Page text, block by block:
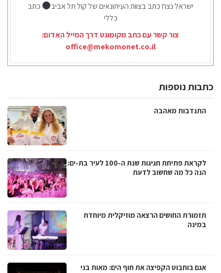
ישראל נצח כתב בצוות העיתונאים של קול תל אביב
כתב
כללי
צור קשר עם כתב מקומונט דרך המייל האדום:
office@mekomonet.co.il
כתבות נוספות
התנדבות מאהבה
לקראת פתיחת חגיגות שנת ה-100 לעיר בת-ים:
הנה כל מה שחשוב לדעת
תזמורת החושים הרצאה מוזיקלית מיוחדת
במינה
אגם בוחבוט הקפיצה את חוף הים: מאות בני